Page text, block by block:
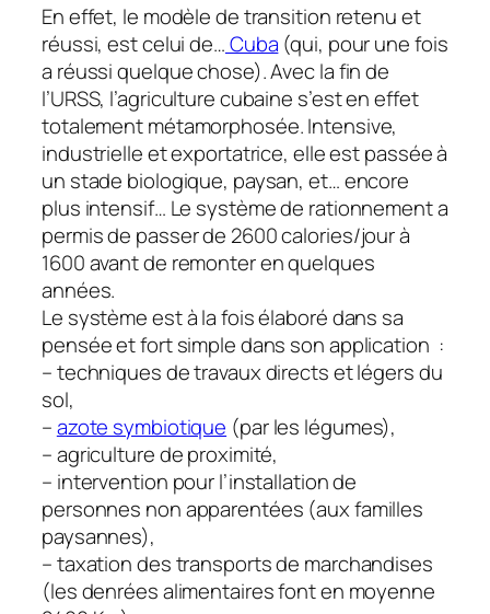
En effet, le modèle de transition retenu et
réussi, est celui de…Cuba (qui, pour une fois
a réussi quelque chose). Avec la fin de
l’URSS, l’agriculture cubaine s’est en effet
totalement métamorphosée. Intensive,
industrielle et exportatrice, elle est passée à
un stade biologique, paysan, et… encore
plus intensif… Le système de rationnement a
permis de passer de 2600 calories/jour à
1600 avant de remonter en quelques
années.
Le système est à la fois élaboré dans sa
pensée et fort simple dans son application :
– techniques de travaux directs et légers du
sol,
–azote symbiotique (par les légumes),
– agriculture de proximité,
– intervention pour l’installation de
personnes non apparentées (aux familles
paysannes),
– taxation des transports de marchandises
(les denrées alimentaires font en moyenne